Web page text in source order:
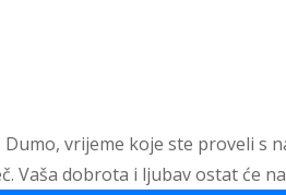
vrijeme koje ste proveli s
Vaša dobrota i ljubav ostat će